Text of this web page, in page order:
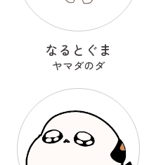
なるとぐま
ヤマダのダ